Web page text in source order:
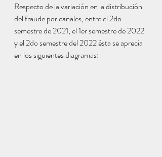
Respecto de la variación en la distribución
del fraude por canales, entre el 2do
semestre de 2021, el 1er semestre de 2022
y el 2do semestre del 2022 ésta se aprecia
en los siguientes diagramas: